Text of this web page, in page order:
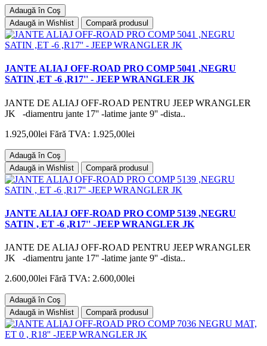
Adaugă în Coş
Adaugă in Wishlist
Compară produsul
JANTE ALIAJ OFF-ROAD PRO COMP 5041 ,NEGRU
SATIN ,ET -6 ,R17'' - JEEP WRANGLER JK
JANTE DE ALIAJ OFF-ROAD PENTRU JEEP WRANGLER
JK -diamentru jante 17'' -latime jante 9'' -dista..
1.925,00lei Fără TVA: 1.925,00lei
Adaugă în Coş
Adaugă in Wishlist
Compară produsul
JANTE ALIAJ OFF-ROAD PRO COMP 5139 ,NEGRU
SATIN , ET -6 ,R17'' -JEEP WRANGLER JK
JANTE DE ALIAJ OFF-ROAD PENTRU JEEP WRANGLER
JK -diamentru jante 17'' -latime jante 9'' -dista..
2.600,00lei Fără TVA: 2.600,00lei
Adaugă în Coş
Adaugă in Wishlist
Compară produsul